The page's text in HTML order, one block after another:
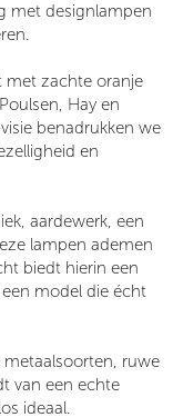
met designlampen
met zachte oranje
Hay en
benadrukken we
en
aardewerk, een
lampen ademen
biedt hierin een
model die écht
metaalsoorten, ruwe
van een echte
ideaal.